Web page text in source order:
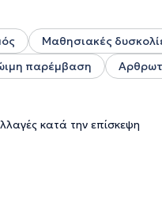
Μαθησιακές
παρέμβαση
κατά την επίσκεψη